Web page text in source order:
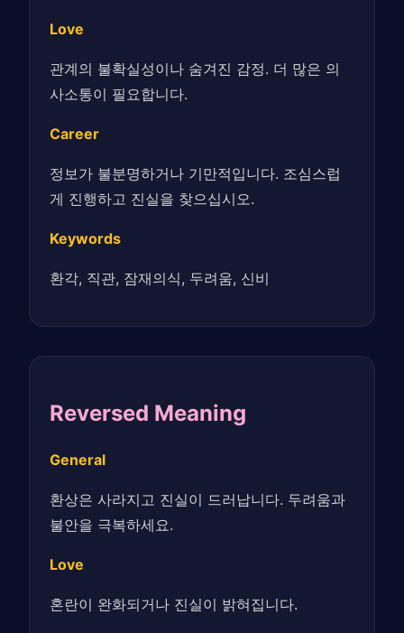
Love
관계의 불확실성이나 숨겨진 감정. 더 많은 의
사소통이 필요합니다.
Career
정보가 불분명하거나 기만적입니다. 조심스럽
게 진행하고 진실을 찾으십시오.
Keywords
환각, 직관, 잠재의식, 두려움, 신비
Reversed Meaning
General
환상은 사라지고 진실이 드러납니다. 두려움과
불안을 극복하세요.
Love
혼란이 완화되거나 진실이 밝혀집니다.